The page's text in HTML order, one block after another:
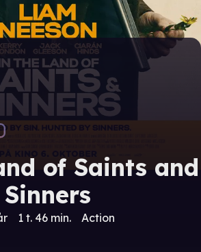
of Saints and
Sinners
1 t. 46 min. Action